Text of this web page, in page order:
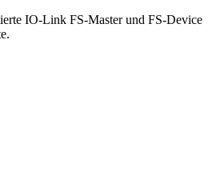
IO-Link FS-Master und FS-Device